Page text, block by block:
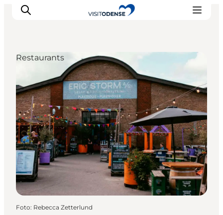
Odense erleben
Veranstaltungen
Reiseplanung
Inspiration
Restaurants
Foto: Rebecca Zetterlund